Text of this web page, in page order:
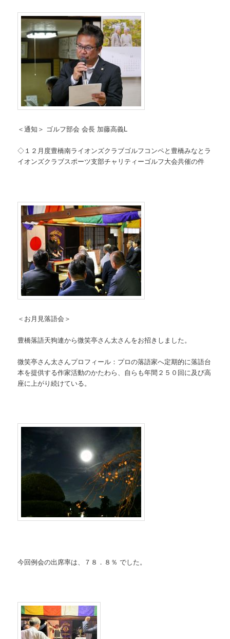
＜通知＞ ゴルフ部会 会長 加藤高義L
◇１２月度豊橋南ライオンズクラブゴルフコンペと豊橋みなとラ
イオンズクラブスポーツ支部チャリティーゴルフ大会共催の件
＜お月見落語会＞
豊橋落語天狗連から微笑亭さん太さんをお招きしました。
微笑亭さん太さんプロフィール：プロの落語家へ定期的に落語台
本を提供する作家活動のかたわら、自らも年間２５０回に及び高
座に上がり続けている。
今回例会の出席率は、７８．８％ でした。